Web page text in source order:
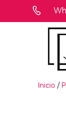
Inicio /